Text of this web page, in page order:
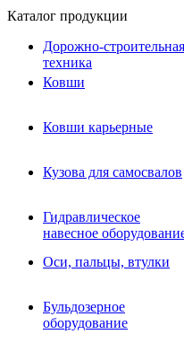
Каталог продукции
Дорожно-строительная
техника
Ковши
Ковши карьерные
Кузова для самосвалов
Гидравлическое
навесное
Оси, пальцы, втулки
Бульдозерное
оборудование